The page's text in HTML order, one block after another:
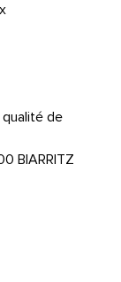
qualité de
BIARRITZ